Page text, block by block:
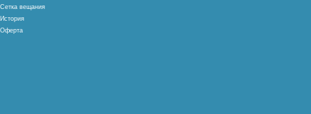
Сетка вещания
История
Оферта